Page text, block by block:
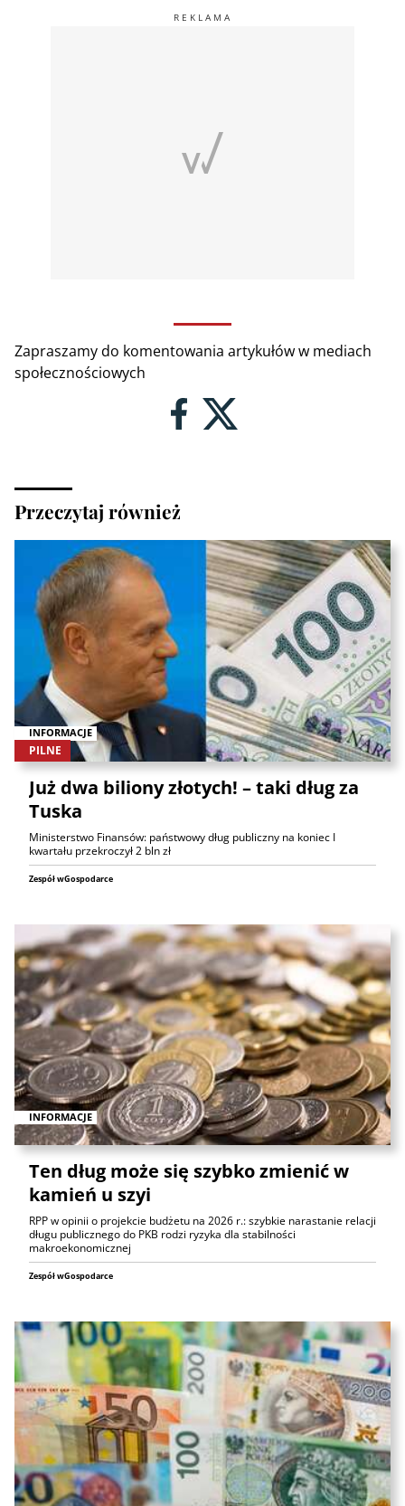
Zapraszamy do komentowania artykułów w mediach
społecznościowych
Przeczytaj również
INFORMACJE
PILNE
Już dwa biliony złotych! – taki dług za
Tuska
Ministerstwo Finansów: państwowy dług publiczny na koniec I
kwartału przekroczył 2 bln zł
Zespół wGospodarce
INFORMACJE
Ten dług może się szybko zmienić w
kamień u szyi
RPP w opinii o projekcie budżetu na 2026 r.: szybkie narastanie relacji
długu publicznego do PKB rodzi ryzyka dla stabilności
makroekonomicznej
Zespół wGospodarce